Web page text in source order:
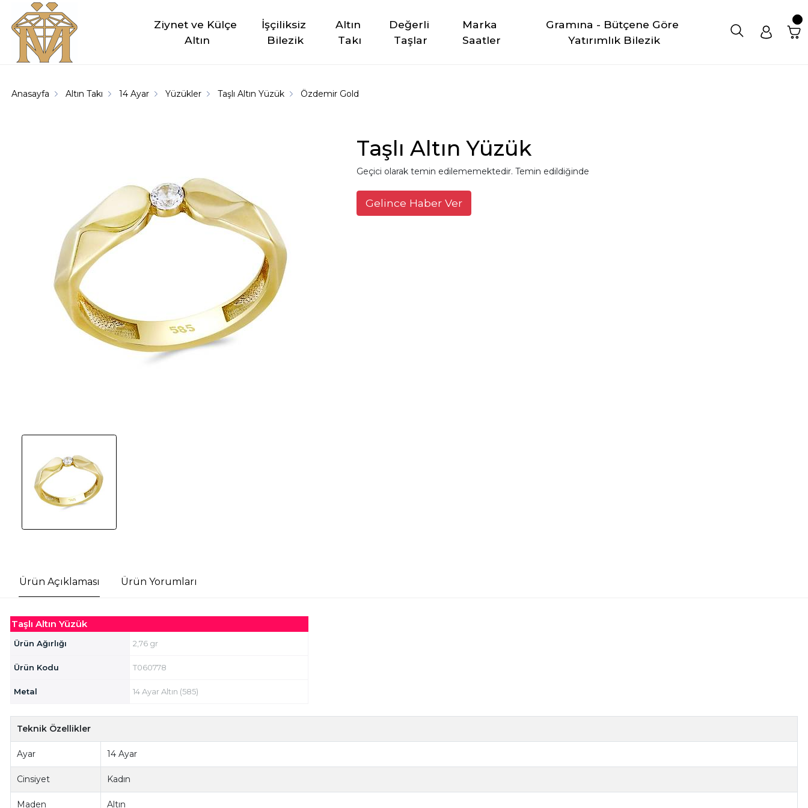
Ziynet ve Külçe
Altın
İşçiliksiz
Bilezik
Altın
Takı
Değerli
Taşlar
Marka
Saatler
Gramına - Bütçene Göre
Yatırımlık Bilezik
Anasayfa Altın Takı 14 Ayar Yüzükler Taşlı Altın Yüzük Özdemir Gold
Taşlı Altın Yüzük
Geçici olarak temin edilememektedir. Temin edildiğinde
Gelince Haber Ver
Ürün Açıklaması Ürün Yorumları
Taşlı Altın Yüzük
Ürün Ağırlığı 2,76 gr
Ürün Kodu T060778
Metal 14 Ayar Altın (585)
Teknik Özellikler
Ayar 14 Ayar
Cinsiyet Kadın
Maden Altın